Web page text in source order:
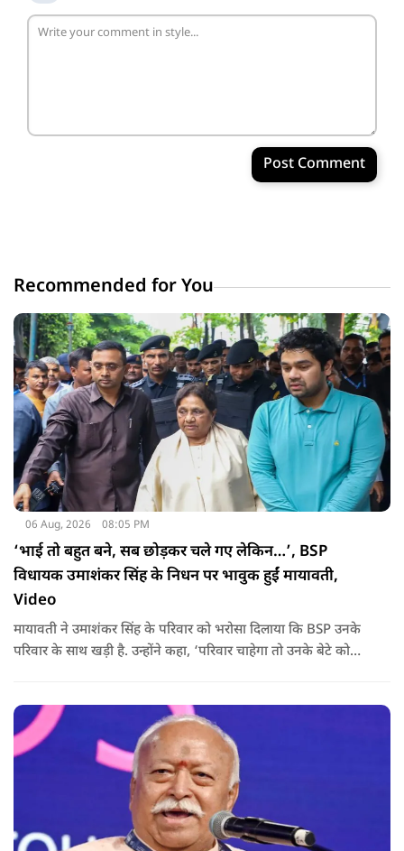
Post Comment
Recommended for You
06 Aug, 2026 08:05 PM
‘भाई तो बहुत बने, सब छोड़कर चले गए लेकिन…’, BSP
विधायक उमाशंकर सिंह के निधन पर भावुक हुईं मायावती,
Video
मायावती ने उमाशंकर सिंह के परिवार को भरोसा दिलाया कि BSP उनके
परिवार के साथ खड़ी है. उन्होंने कहा, ‘परिवार चाहेगा तो उनके बेटे को